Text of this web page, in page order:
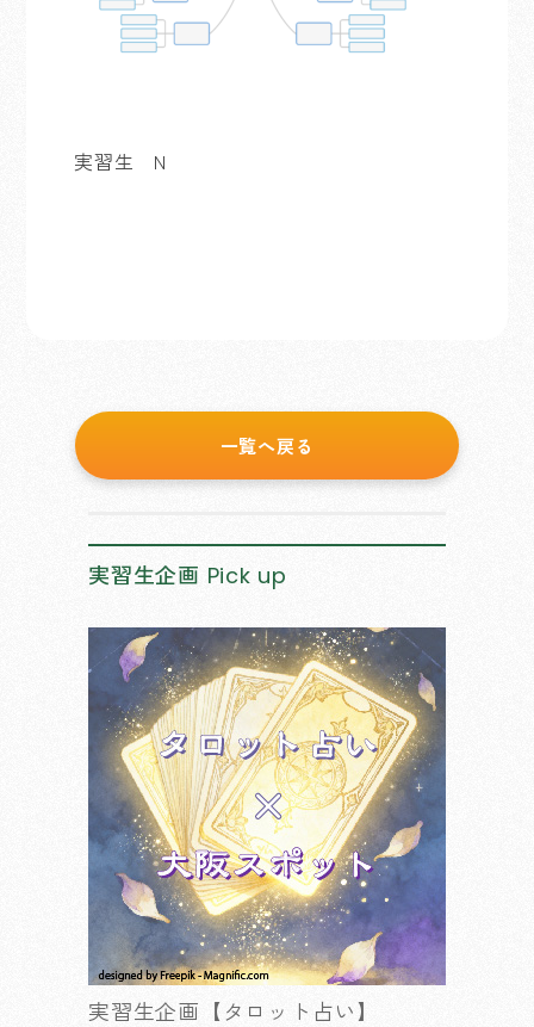
実習生 N
一覧へ戻る
実習生企画 Pick up
実習生企画【タロット占い】